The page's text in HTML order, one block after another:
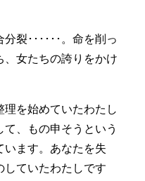
裂･･････。命を削っ
、女たちの誇りをかけ
理を始めていたわたし
、もの申そうという
います。あなたを失
していたわたしです